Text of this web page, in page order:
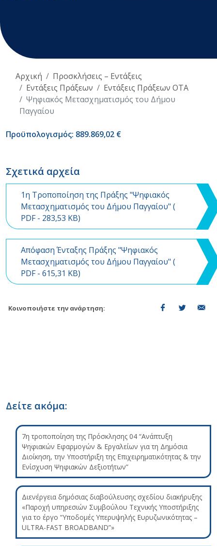
Αρχική
Προσκλήσεις – Εντάξεις
Εντάξεις Πράξεων
Εντάξεις Πράξεων ΟΤΑ
Ψηφιακός Μετασχηματισμός του Δήμου
Παγγαίου
Προϋπολογισμός: 889.869,02 €
Σχετικά αρχεία
1η Τροποποίηση της Πράξης "Ψηφιακός
Μετασχηματισμός του Δήμου Παγγαίου" (
PDF- 283,53 KB)
Απόφαση Ένταξης Πράξης "Ψηφιακός
Μετασχηματισμός του Δήμου Παγγαίου" (
PDF- 615,31 KB)
Κοινοποιήστε την ανάρτηση:
Δείτε ακόμα:
7η τροποποίηση της Πρόσκλησης 04 “Ανάπτυξη
Ψηφιακών Εφαρμογών & Εργαλείων για τη Δημόσια
Διοίκηση, την Υποστήριξη της Επιχειρηματικότητας & την
Ενίσχυση Ψηφιακών Δεξιοτήτων”
Διενέργεια δημόσιας διαβούλευσης σχεδίου διακήρυξης
«Παροχή υπηρεσιών Συμβούλου Τεχνικής Υποστήριξης
για το έργο “Υποδομές Υπερυψηλής Ευρυζωνικότητας –
ULTRA-FAST BROADBAND”»